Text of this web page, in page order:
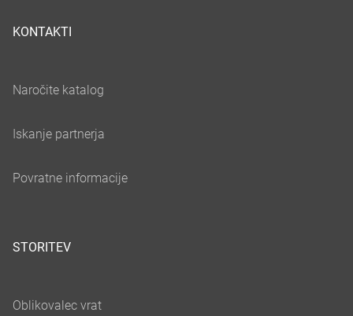
KONTAKTI
STORITEV